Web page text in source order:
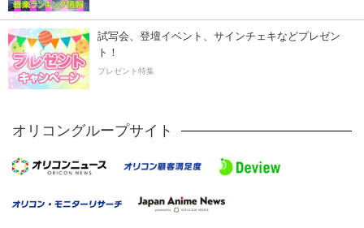
試写会、登壇イベント、サインチェキなどプレゼン
ト！
プレゼント特集
オリコングループサイト